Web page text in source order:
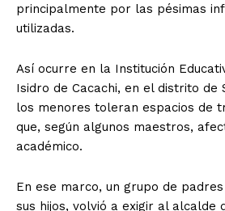
principalmente por las pésimas
utilizadas.
Así ocurre en la Institución
Isidro de Cacachi, en el distrito de
los menores toleran espacios de
que, según algunos maestros,
académico.
En ese marco, un grupo de
sus hijos, volvió a exigir al alcalde